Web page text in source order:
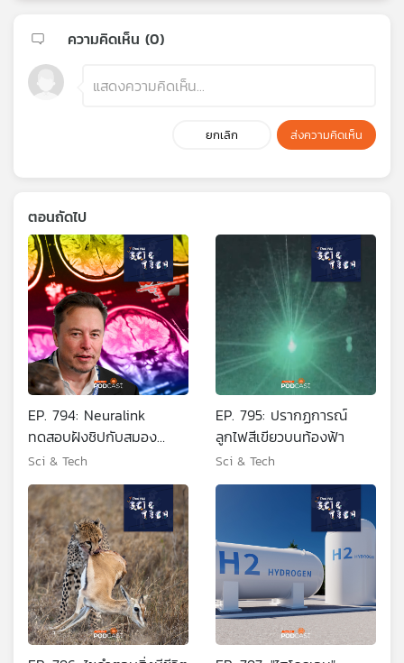
ความคิดเห็น (0)
ยกเลิก ส่งความคิดเห็น
ตอนถัดไป
EP. 794: Neuralink
ทดสอบฝังชิปกับสมอง
มนุษย์คนแรก
Sci & Tech
EP. 795: ปรากฏการณ์
ลูกไฟสีเขียวบนท้องฟ้า
Sci & Tech